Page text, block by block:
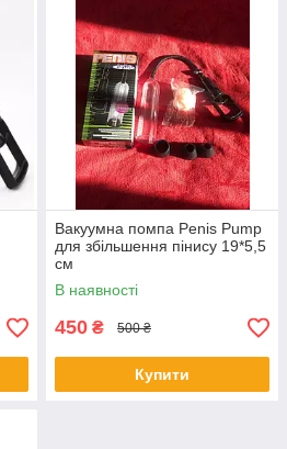
Вакуумна помпа Penis Pump
для збільшення пінису 19*5,5
см
В наявності
450 ₴ 500 ₴
Купити